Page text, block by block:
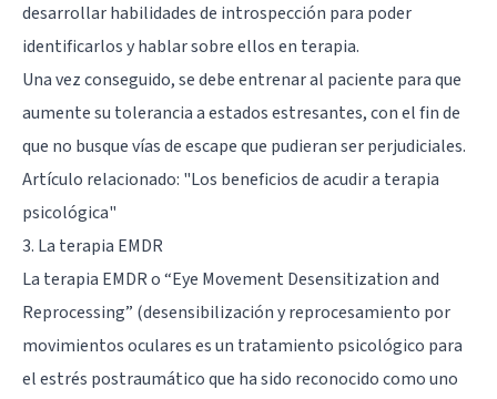
desarrollar habilidades de introspección para poder
identificarlos y hablar sobre ellos en terapia.
Una vez conseguido, se debe entrenar al paciente para que
aumente su tolerancia a estados estresantes, con el fin de
que no busque vías de escape que pudieran ser perjudiciales.
Artículo relacionado: "Los beneficios de acudir a terapia
psicológica"
3. La terapia EMDR
La terapia EMDR o “Eye Movement Desensitization and
Reprocessing” (desensibilización y reprocesamiento por
movimientos oculares es un tratamiento psicológico para
el estrés postraumático que ha sido reconocido como uno